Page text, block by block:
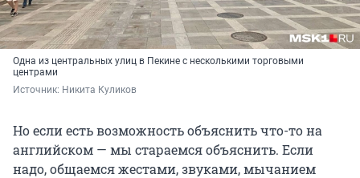
Одна из центральных улиц в Пекине с несколькими торговыми
центрами
Источник: Никита Куликов
Но если есть возможность объяснить что-то на
английском — мы стараемся объяснить. Если
надо, общаемся жестами, звуками, мычанием